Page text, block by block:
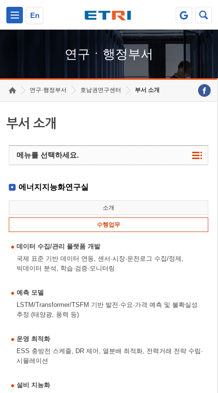
En
연구ㆍ행정부서
연구·행정부서 호남권연구센터 부서 소개
부서 소개
메뉴를 선택하세요.
에너지지능화연구실
소개
수행업무
데이터 수집/관리 플랫폼 개발
국제 표준 기반 데이터 연동, 센서·시장·운전로그 수집/정제,
빅데이터 분석, 학습·검증·모니터링
예측 모델
LSTM/Transformer/TSFM 기반 발전·수요·가격 예측 및 불확실성
추정 (태양광, 풍력 등)
운영 최적화
ESS 충방전 스케줄, DR 제어, 열분배 최적화, 전력거래 전략 수립·
시뮬레이션
설비 지능화